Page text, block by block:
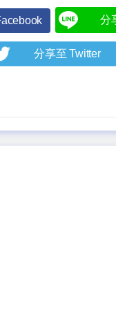
分
分享至 Twitter